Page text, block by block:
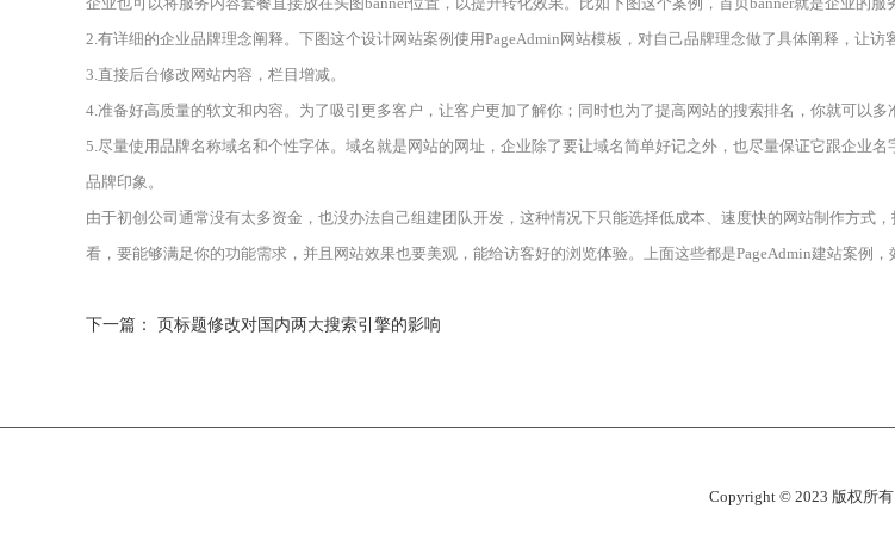
2.有详细的企业品牌理念阐释。下图这个设计网站案例使用PageAdmin网站模板，对自己品牌理念做了具体阐释，让访
3.直接后台修改网站内容，栏目增减。
4.准备好高质量的软文和内容。为了吸引更多客户，让客户更加了解你；同时也为了提高网站的搜索排名，你就可以
5.尽量使用品牌名称域名和个性字体。域名就是网站的网址，企业除了要让域名简单好记之外，也尽量保证它跟企业
品牌印象。
由于初创公司通常没有太多资金，也没办法自己组建团队开发，这种情况下只能选择低成本、速度快的网站制作方式
看，要能够满足你的功能需求，并且网站效果也要美观，能给访客好的浏览体验。上面这些都是PageAdmin建站案例，
下一篇： 页标题修改对国内两大搜索引擎的影响
Copyright © 2023 版权所有